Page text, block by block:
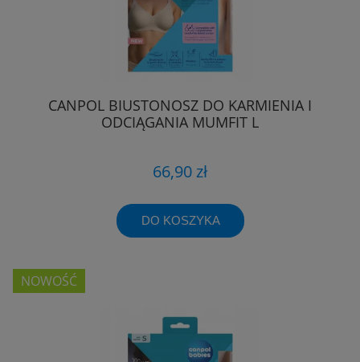
CANPOL BIUSTONOSZ DO KARMIENIA I
ODCIĄGANIA MUMFIT L
66,90 zł
DO KOSZYKA
NOWOŚĆ